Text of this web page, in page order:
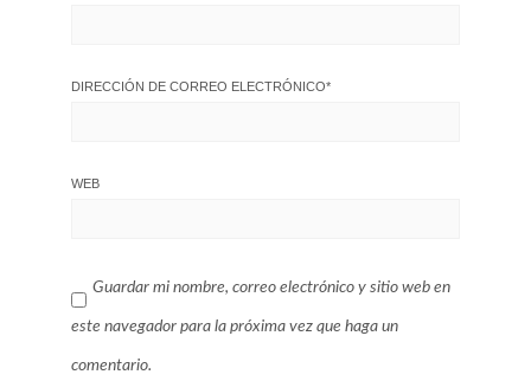
DIRECCIÓN DE CORREO ELECTRÓNICO*
WEB
Guardar mi nombre, correo electrónico y sitio web en
este navegador para la próxima vez que haga un
comentario.